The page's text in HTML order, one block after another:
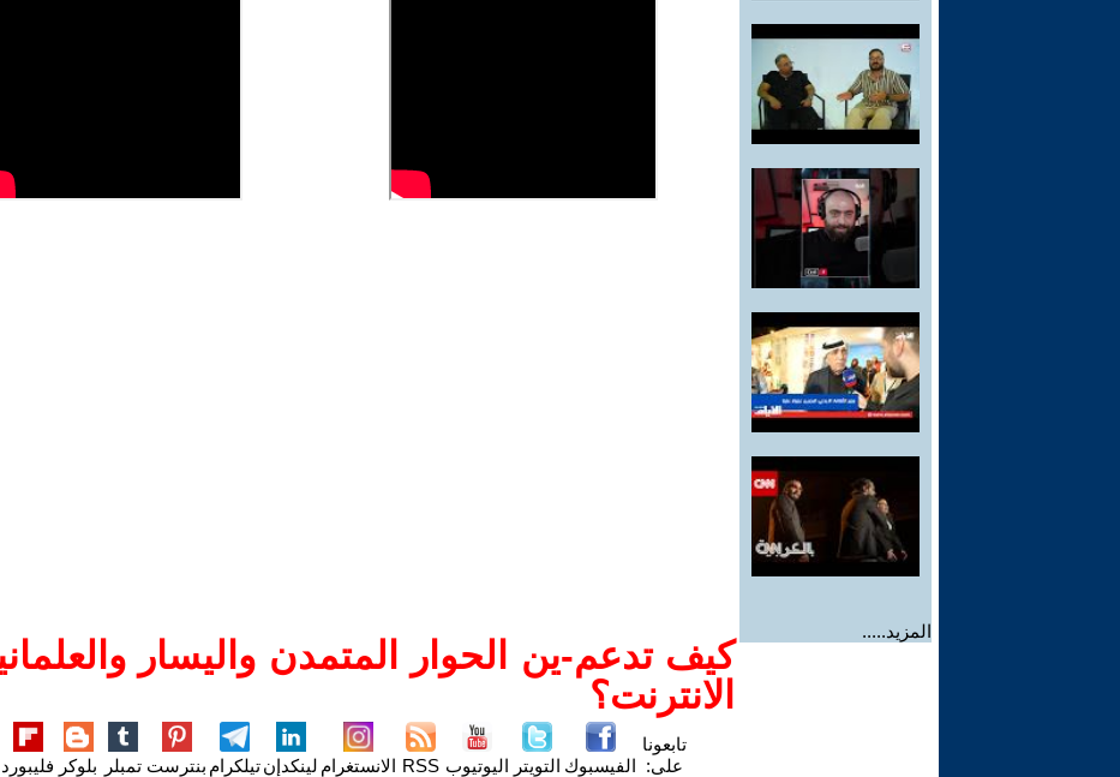
المزيد.....
كيف تدعم-ين الحوار المتمدن واليسار
الانترنت؟
تابعونا
على: الفيسبوك التويتر اليوتيوب RSS الانستغرام لينكدإنتيلكرام بنترست تمبلر بلوكر فليبورد